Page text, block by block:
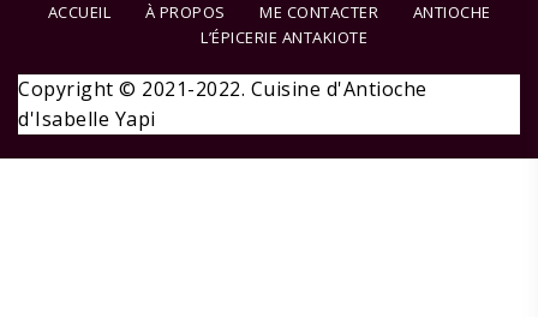
ACCUEIL À PROPOS ME CONTACTER
ANTIOCHE
L’ÉPICERIE ANTAKIOTE
Copyright © 2021-2022. Cuisine d'Antioche
d'Isabelle Yapi